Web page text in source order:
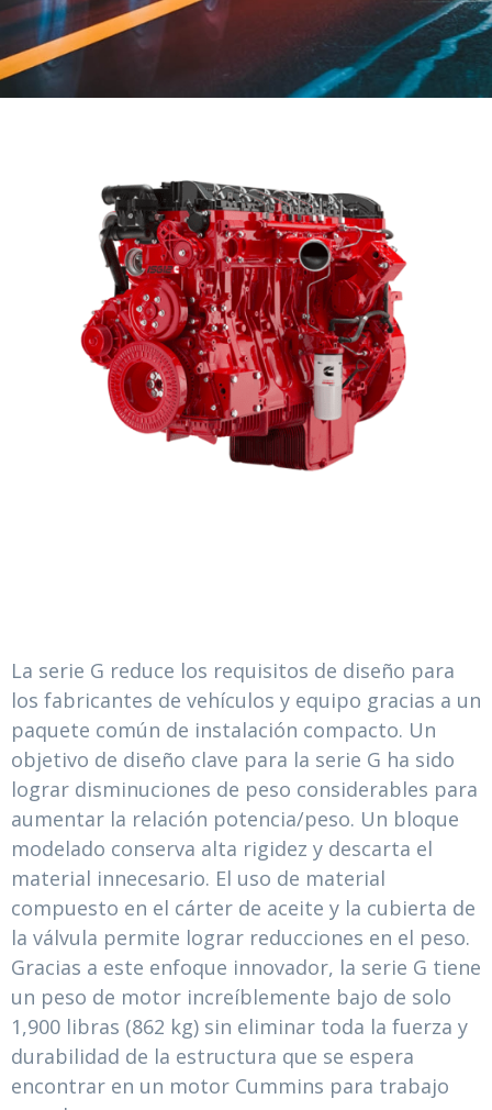
La serie G reduce los requisitos de diseño para
los fabricantes de vehículos y equipo gracias a un
paquete común de instalación compacto. Un
objetivo de diseño clave para la serie G ha sido
lograr disminuciones de peso considerables para
aumentar la relación potencia/peso. Un bloque
modelado conserva alta rigidez y descarta el
material innecesario. El uso de material
compuesto en el cárter de aceite y la cubierta de
la válvula permite lograr reducciones en el peso.
Gracias a este enfoque innovador, la serie G tiene
un peso de motor increíblemente bajo de solo
1,900 libras (862 kg) sin eliminar toda la fuerza y
durabilidad de la estructura que se espera
encontrar en un motor Cummins para trabajo